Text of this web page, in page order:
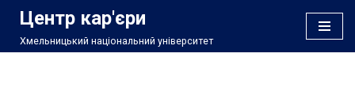
Перейти
Центр кар'єри
Хмельницький національний університет